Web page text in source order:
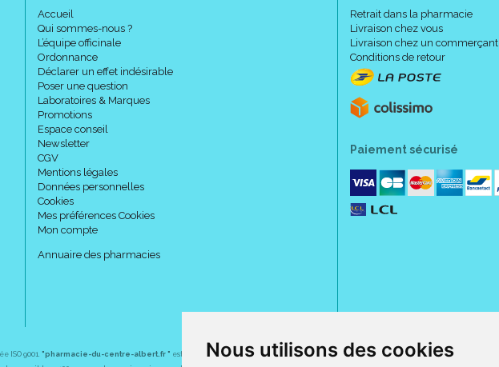
Nous utilisons des cookies
Accueil
Qui sommes-nous ?
L’équipe officinale
Ordonnance
Déclarer un effet indésirable
Poser une question
Laboratoires & Marques
Promotions
Espace conseil
Newsletter
CGV
Mentions légales
Données personnelles
Cookies
Mes préférences Cookies
Mon compte
Annuaire des pharmacies
Retrait dans la pharmacie
Livraison chez vous
Livraison chez un commerçant
Conditions de retour
Paiement sécurisé
ISO 9001. "pharmacie-du-centre-albert.fr " est le site internet de la pharmacie du centre
, 32 rue Jeanne d' Harcourt, 80300 Albert.